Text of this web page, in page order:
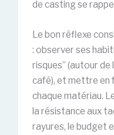
de casting se
Le bon réflexe
: observer ses
risques” (autour de
café), et mettre en
chaque matériau.
la résistance aux
rayures, le budget